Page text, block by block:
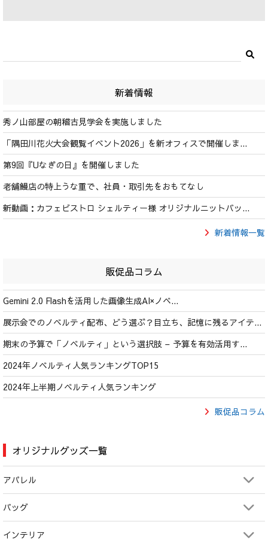
新着情報
秀ノ山部屋の朝稽古見学会を実施しました
「隅田川花火大会観覧イベント2026」を新オフィスで開催しま...
第9回『Uなぎの日』を開催しました
老舗鰻店の特上うな重で、社員・取引先をおもてなし
新動画：カフェビストロ シェルティー様 オリジナルニットバッ...
新着情報一覧
販促品コラム
Gemini 2.0 Flashを活用した画像生成AI×ノベ...
展示会でのノベルティ配布、どう選ぶ？目立ち、記憶に残るアイテ...
期末の予算で「ノベルティ」という選択肢 – 予算を有効活用す...
2024年ノベルティ人気ランキングTOP15
2024年上半期ノベルティ人気ランキング
販促品コラム
オリジナルグッズ一覧
アパレル
バッグ
インテリア